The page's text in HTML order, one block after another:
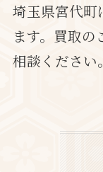
埼玉県宮代町
ます。買取
相談ください。